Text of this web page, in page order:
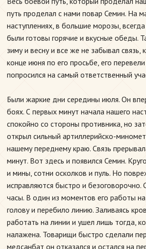
путь проделал с нами повар Семин. На
наступлениях, в большие морозы,
были готовы горячие и вкусные обеды.
зиму и весну и все же не забывал связь,
конце июня по его просьбе, его
попросился на самый ответственный
Были жаркие дни середины июля. Он
боях. С первых минут начала нашего
спокойно со стороны противника, но
открыл сильный артиллерийско-
нашему переднему краю. Связь
минут. Вот здесь и появился Семин.
и мины, сотни осколков и пуль. Но
исправляются быстро и безоговорочно.
часы. В один из моментов его работы
голову и перебило линию. Заливаясь
работать на линии и ушел лишь тогда,
налажена. Товарищи быстро сделали
медсанбат он отказался и остался на